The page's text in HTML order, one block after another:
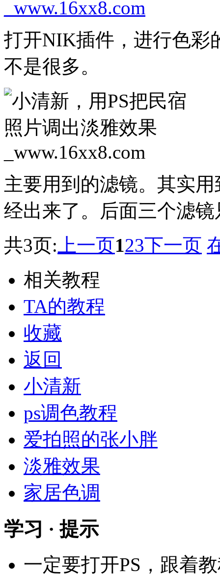
打开NIK插件，进行色彩
不是很多。
主要用到的滤镜。其实
经出来了。后面三个滤
共3页: 上一页123下一页
相关教程
TA的教程
收藏
返回
小清新
ps调色教程
爱拍照的张小胖
淡雅效果
家居色调
学习 · 提示
一定要打开PS，跟着